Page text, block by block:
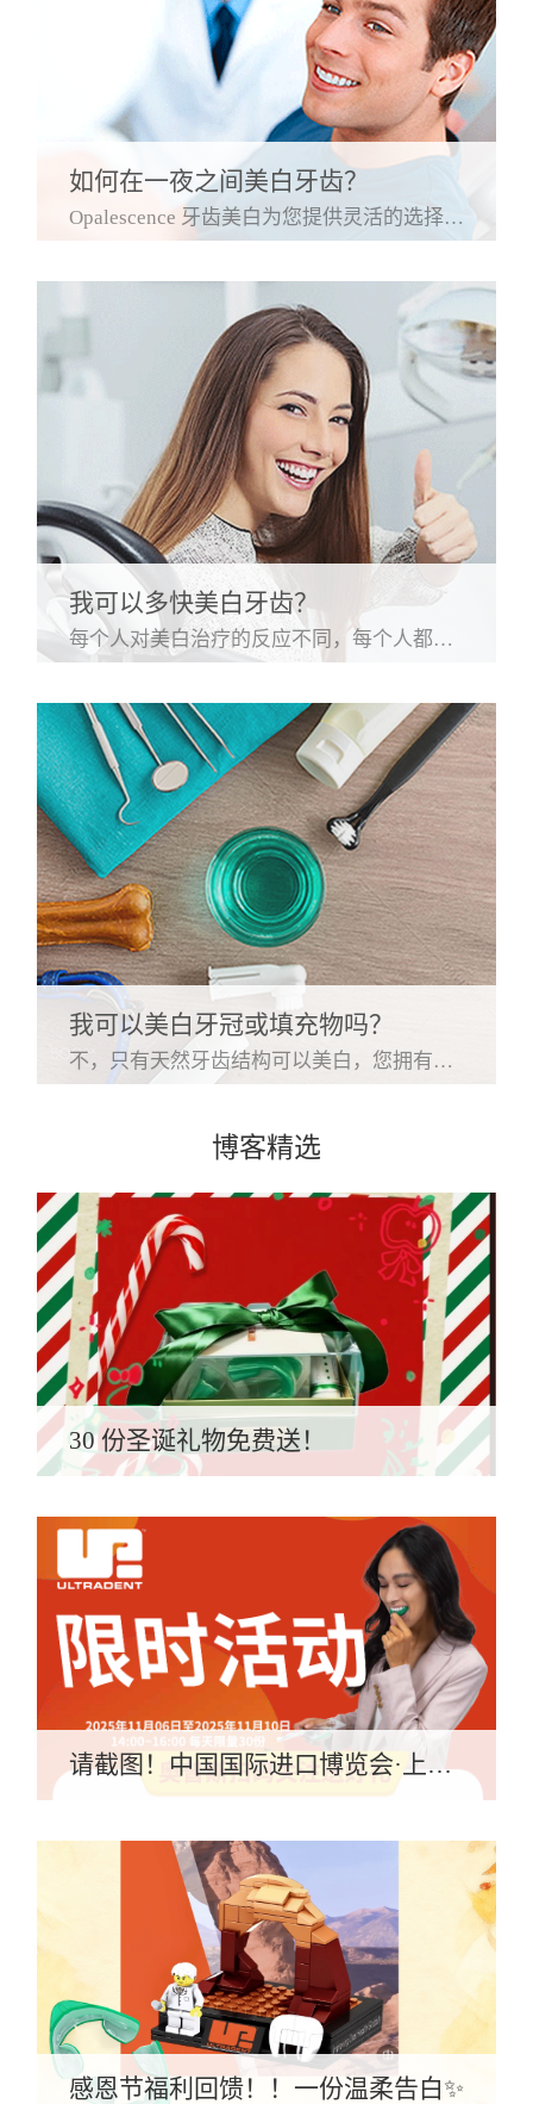
如何在一夜之间美白牙齿？
Opalescence 牙齿美白为您提供灵活的选择，让您随时随地美白牙齿。Opalescence PF 10% 牙齿美白托盘可让您在睡觉时佩戴定制托盘过夜美白。因为达到您想要的颜色所需的时间长短取决于您的具体情况，您可能需要在多个晚上多次使用 Opalescence PF 10% 牙齿美白。请咨询您的牙医，以确定此选项是否适合您。
我可以多快美白牙齿？
每个人对美白治疗的反应不同，每个人都会以不同的速度美白。有些污渍比其他污渍更容易处理。黄色或棕色的牙齿比灰色的牙齿更容易美白。年轻患者通常比老年患者变白得更快，但每个患者都不同。 美白时，请记住，当您的牙齿颜色与您的眼白相匹配时，您的笑容看起来最自然。有些人想要好莱坞式的白色微笑，但这不是牙齿的自然颜色，很少有人能真正达到那种白色。比较我们各种 Opalescence 美白产品的强度和磨损时间，并咨询您的牙医以帮助确定适合您的选择。
我可以美白牙冠或填充物吗？
不，只有天然牙齿结构可以美白，您拥有的任何牙冠或填充物都不会对美白产品产生反应。如果您的牙冠或填充物很容易看到，您可能想与您的牙医讨论改善笑容的不同选择。
博客精选
30 份圣诞礼物免费送！
请截图！中国国际进口博览会·上海
我们来啦！
感恩节福利回馈！！一份温柔告白✨